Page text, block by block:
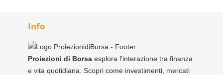
Info
Proiezioni di Borsa esplora l'interazione tra finanza
e vita quotidiana. Scopri come investimenti, mercati